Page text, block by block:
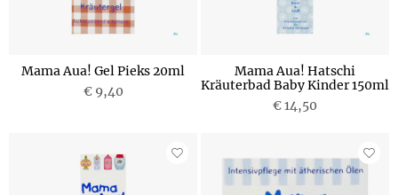
Mama Aua! Gel Pieks 20ml
€ 9,40
Mama Aua! Hatschi
Kräuterbad Baby Kinder 150ml
€ 14,50